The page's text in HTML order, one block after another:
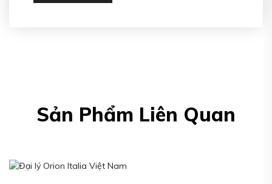
Sản Phẩm Liên Quan